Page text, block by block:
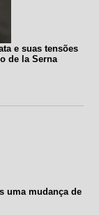
e suas tensões
de la Serna
uma mudança de